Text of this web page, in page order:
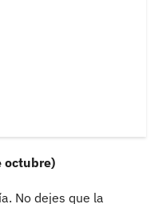
octubre)
No dejes que la